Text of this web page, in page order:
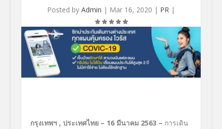
Posted by Admin | Mar 16, 2020 | PR|
กรุงเทพฯ , ประเทศไทย – 16 มีนาคม 2563 – การเดิน